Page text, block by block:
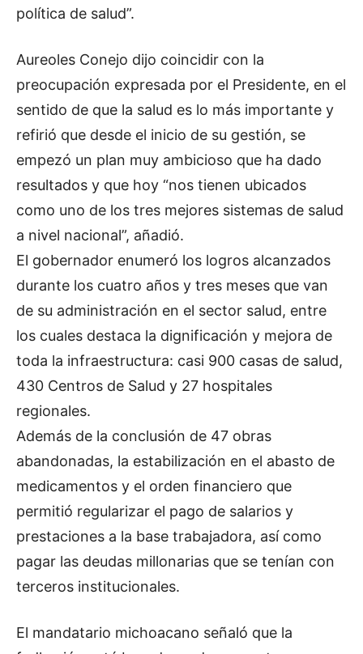
política de salud”.
Aureoles Conejo dijo coincidir con la
preocupación expresada por el Presidente, en el
sentido de que la salud es lo más importante y
refirió que desde el inicio de su gestión, se
empezó un plan muy ambicioso que ha dado
resultados y que hoy “nos tienen ubicados
como uno de los tres mejores sistemas de salud
a nivel nacional”, añadió.
El gobernador enumeró los logros alcanzados
durante los cuatro años y tres meses que van
de su administración en el sector salud, entre
los cuales destaca la dignificación y mejora de
toda la infraestructura: casi 900 casas de salud,
430 Centros de Salud y 27 hospitales
regionales.
Además de la conclusión de 47 obras
abandonadas, la estabilización en el abasto de
medicamentos y el orden financiero que
permitió regularizar el pago de salarios y
prestaciones a la base trabajadora, así como
pagar las deudas millonarias que se tenían con
terceros institucionales.
El mandatario michoacano señaló que la